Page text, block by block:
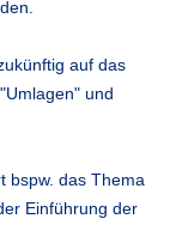
auf das
und
bspw. das Thema
Einführung der